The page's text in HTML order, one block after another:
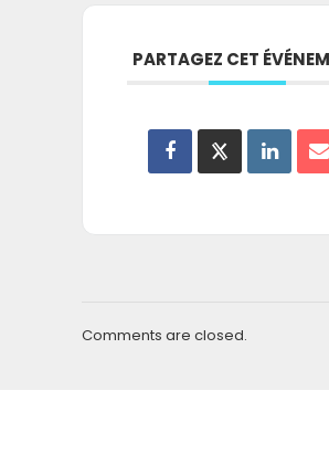
PARTAGEZ CET
Comments are closed.